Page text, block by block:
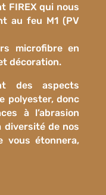
FIREX qui nous
au feu M1 (PV
microfibre en
décoration.
des aspects
polyester, donc
à l’abrasion
diversité de nos
vous étonnera,